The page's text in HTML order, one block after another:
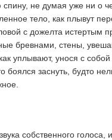
не думая уже ни о
тело, как плывут
с дожелта истертым
бревнами, стены,
уплывают, унося с
заснуть, будто
собственного голоса,